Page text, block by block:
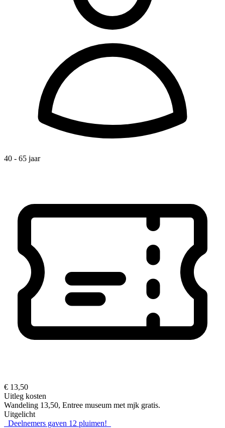
40 - 65 jaar
€ 13,50
Uitleg kosten
Wandeling 13,50, Entree museum met mjk gratis.
Uitgelicht
Deelnemers gaven 12 pluimen!